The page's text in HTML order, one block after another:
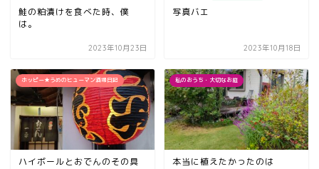
鮭の粕漬けを食べた時、僕
は。
2023年10月23日
写真バエ
2023年10月18日
ホッピー★うめのヒューマン酒場日記
ハイボールとおでんのその具
私のおうち・大切なお庭
本当に植えたかったのは